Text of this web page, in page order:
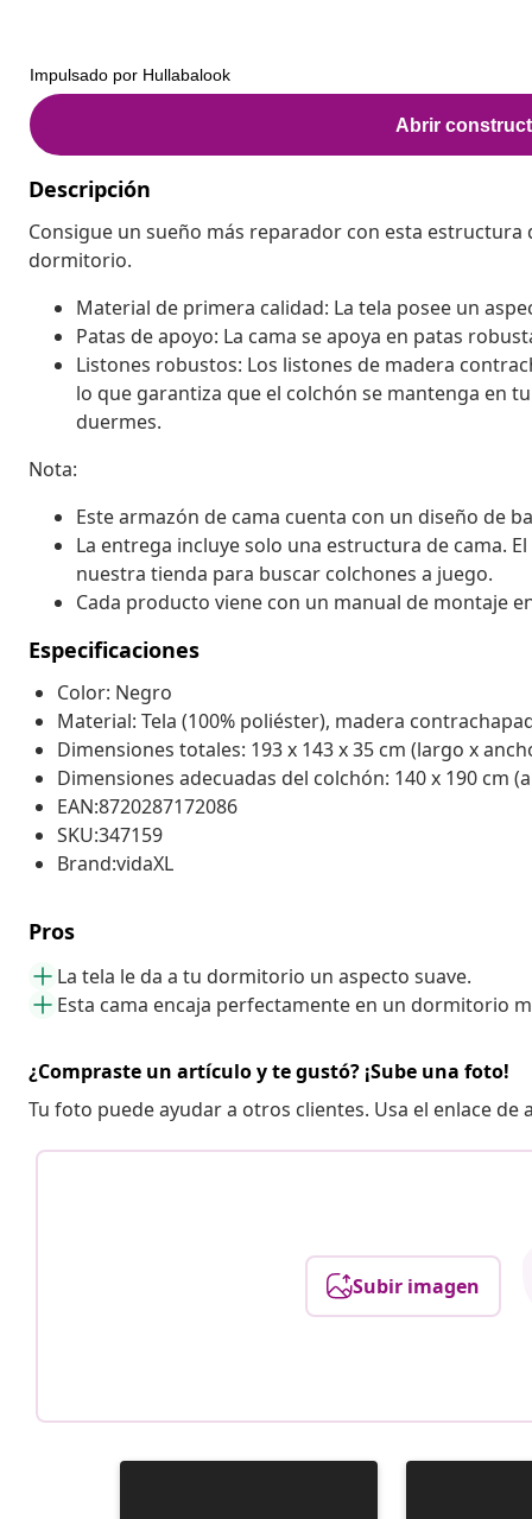
Descripción
Consigue un sueño más reparador con esta
dormitorio.
Material de primera calidad: La tela posee un
Patas de apoyo: La cama se apoya en patas
Listones robustos: Los listones de madera
lo que garantiza que el colchón se mantenga en
duermes.
Nota:
Este armazón de cama cuenta con un diseño de
La entrega incluye solo una estructura de cama.
nuestra tienda para buscar colchones a juego.
Cada producto viene con un manual de montaje
Especificaciones
Color: Negro
Material: Tela (100% poliéster), madera
Dimensiones totales: 193 x 143 x 35 cm (largo x
Dimensiones adecuadas del colchón: 140 x 190 cm
EAN:8720287172086
SKU:347159
Brand:vidaXL
Pros
La tela le da a tu dormitorio un aspecto suave.
Esta cama encaja perfectamente en un dormitorio
¿Compraste un artículo y te gustó? ¡Sube una foto!
Tu foto puede ayudar a otros clientes. Usa el enlace de
Subir imagen